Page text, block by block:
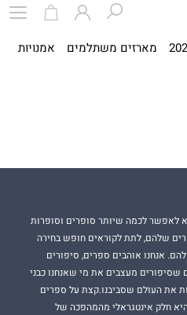
מארזים משתלמים אמנויות
לאפשר לכמה שיותר סופרים וסופרות
שלהם, לתת לקוראים חופש בחירה
אנחנו אוהבים ספרים, סיפורים
שסיפורים מעצבים את מי שאנחנו כבני
את העולם שסביבנו.קצת על ספרים
היא חלק אינטגראלי מהמהפכה של